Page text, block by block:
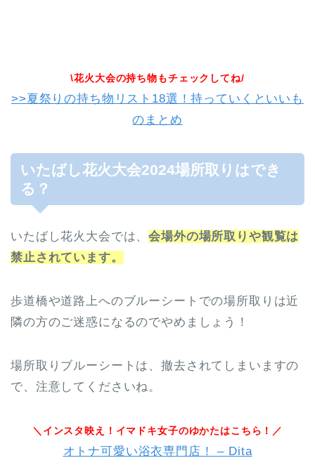
\花火大会の持ち物もチェックしてね/
>>夏祭りの持ち物リスト18選！持っていくといいも
のまとめ
いたばし花火大会2024場所取りはでき
る？
いたばし花火大会では、会場外の場所取りや観覧は
禁止されています。
歩道橋や道路上へのブルーシートでの場所取りは近
隣の方のご迷惑になるのでやめましょう！
場所取りブルーシートは、撤去されてしまいますの
で、注意してくださいね。
＼インスタ映え！イマドキ女子のゆかたはこちら！／
オトナ可愛い浴衣専門店！ – Dita